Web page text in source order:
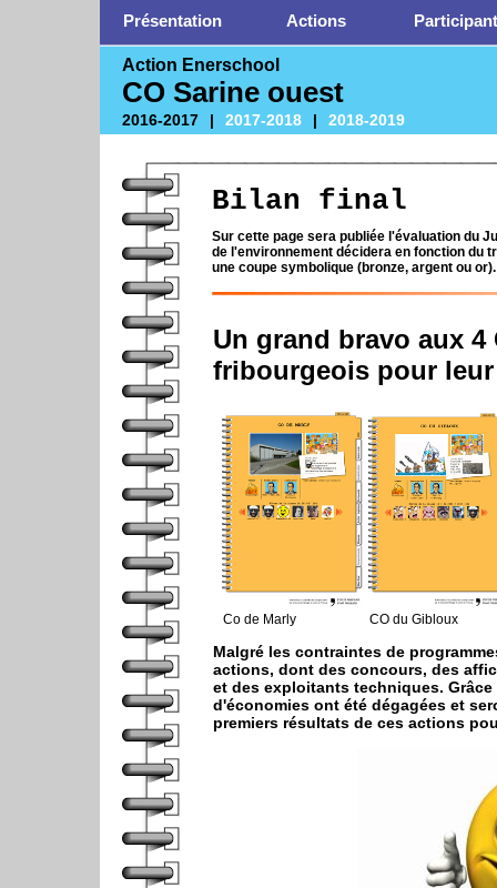
Présentation Actions
Action Enerschool
CO Sarine ouest
2016-2017 | 2017-2018 | 2018-2019
Bilan final
Sur cette page sera publiée l'évaluation du
de l'environnement décidera en fonction du
une coupe symbolique (bronze, argent ou or).
Un grand bravo aux
fribourgeois pour
Co de Marly CO du Gibloux CO
Malgré les contraintes de
actions, dont des concours, des
et des exploitants techniques.
d'économies ont été dégagées et
premiers résultats de ces actions